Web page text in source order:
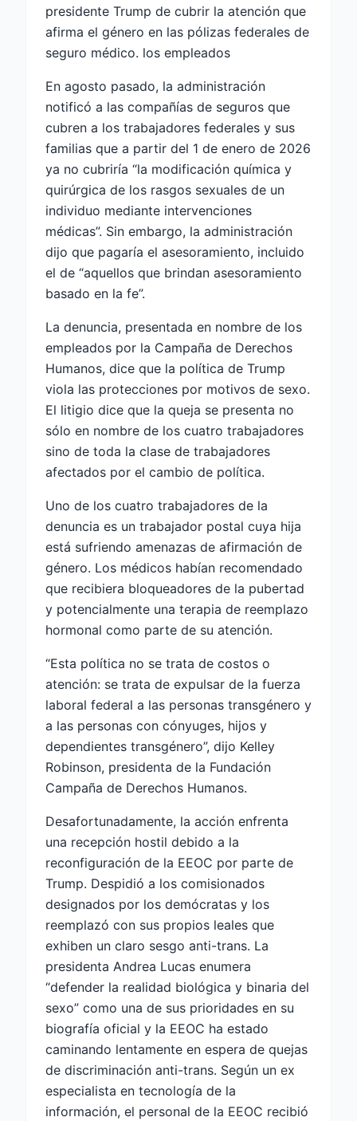
presidente Trump de cubrir la atención que
afirma el género en las pólizas federales de
seguro médico. los empleados
En agosto pasado, la administración
notificó a las compañías de seguros que
cubren a los trabajadores federales y sus
familias que a partir del 1 de enero de 2026
ya no cubriría “la modificación química y
quirúrgica de los rasgos sexuales de un
individuo mediante intervenciones
médicas”. Sin embargo, la administración
dijo que pagaría el asesoramiento, incluido
el de “aquellos que brindan asesoramiento
basado en la fe”.
La denuncia, presentada en nombre de los
empleados por la Campaña de Derechos
Humanos, dice que la política de Trump
viola las protecciones por motivos de sexo.
El litigio dice que la queja se presenta no
sólo en nombre de los cuatro trabajadores
sino de toda la clase de trabajadores
afectados por el cambio de política.
Uno de los cuatro trabajadores de la
denuncia es un trabajador postal cuya hija
está sufriendo amenazas de afirmación de
género. Los médicos habían recomendado
que recibiera bloqueadores de la pubertad
y potencialmente una terapia de reemplazo
hormonal como parte de su atención.
“Esta política no se trata de costos o
atención: se trata de expulsar de la fuerza
laboral federal a las personas transgénero y
a las personas con cónyuges, hijos y
dependientes transgénero”, dijo Kelley
Robinson, presidenta de la Fundación
Campaña de Derechos Humanos.
Desafortunadamente, la acción enfrenta
una recepción hostil debido a la
reconfiguración de la EEOC por parte de
Trump. Despidió a los comisionados
designados por los demócratas y los
reemplazó con sus propios leales que
exhiben un claro sesgo anti-trans. La
presidenta Andrea Lucas enumera
“defender la realidad biológica y binaria del
sexo” como una de sus prioridades en su
biografía oficial y la EEOC ha estado
caminando lentamente en espera de quejas
de discriminación anti-trans. Según un ex
especialista en tecnología de la
información, el personal de la EEOC recibió